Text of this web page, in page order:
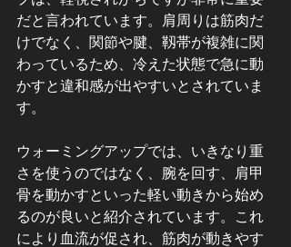
だと言われています。肩周りは筋肉だ
けでなく、関節や腱、靱帯が複雑に関
わっているため、冷えた状態で急に動
かすと違和感が出やすいとされていま
す。
ウォーミングアップでは、いきなり重
さを使うのではなく、腕を回す、肩甲
骨を動かすといった軽い動きから始め
るのが良いと紹介されています。これ
により血流が促され、筋肉が動きやす